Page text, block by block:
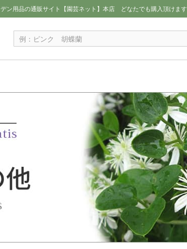
ン用品の通販サイト【園芸ネット】本店 どなたでも購入頂けます